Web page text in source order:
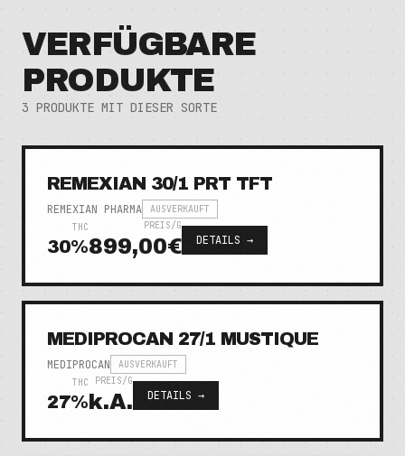
VERFÜGBARE
PRODUKTE
3 PRODUKTE MIT DIESER SORTE
REMEXIAN 30/1 PRT TFT
REMEXIAN PHARMA
AUSVERKAUFT
THC
30%
PREIS/G
899,00€ DETAILS →
MEDIPROCAN 27/1 MUSTIQUE
MEDIPROCAN
AUSVERKAUFT
THC
27%
PREIS/G
k.A. DETAILS →